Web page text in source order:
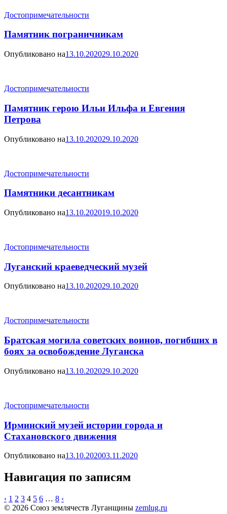
Достопримечательности
Памятник пограничникам
Опубликовано на13.10.202029.10.2020
Достопримечательности
Памятник герою Ильи Ильфа и Евгения
Петрова
Опубликовано на13.10.202029.10.2020
Достопримечательности
Памятники десантникам
Опубликовано на13.10.202019.10.2020
Достопримечательности
Луганский краеведческий музей
Опубликовано на13.10.202029.10.2020
Достопримечательности
Братская могила советских воинов, погибших в
боях за освобождение Луганска
Опубликовано на13.10.202029.10.2020
Достопримечательности
Ирминский музей истории города и
Стахановского движения
Опубликовано на13.10.202003.11.2020
Навигация по записям
‹ 1 2 3 4 5 6 … 8 ‹
© 2026 Союз землячеств Луганщины zemlug.ru